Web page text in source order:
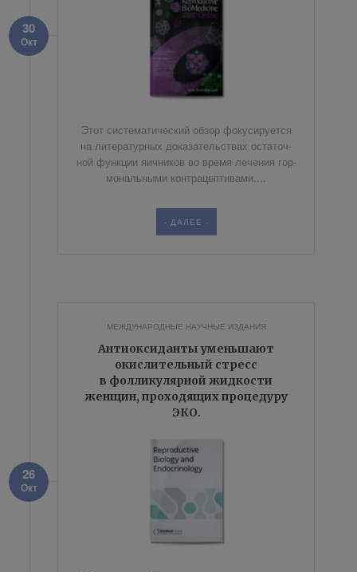
30
Окт
Этот си­сте­ма­ти­че­ский об­зор фо­ку­си­ру­ет­ся
на ли­те­ра­тур­ных до­ка­за­тель­ствах оста­точ­
ной функ­ции яич­ни­ков во вре­мя ле­че­ния гор­
мо­наль­ны­ми кон­тра­цеп­ти­ва­ми....
- ДАЛЕЕ -
МЕЖДУНАРОДНЫЕ НАУЧНЫЕ ИЗДАНИЯ
Антиоксиданты уменьшают
окислительный стресс
в фолликулярной жидкости
женщин, проходящих процедуру
ЭКО.
26
Окт